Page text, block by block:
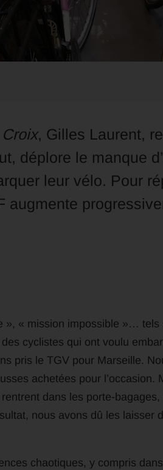
, Gilles Laurent,
déplore le manque
leur vélo. Pour
augmente
», « mission impossible »…
cyclistes qui ont voulu
pris le TGV pour Marseille.
achetées pour l’occasion.
dans les porte-
nous avons dû les laisser
chaotiques, y compris